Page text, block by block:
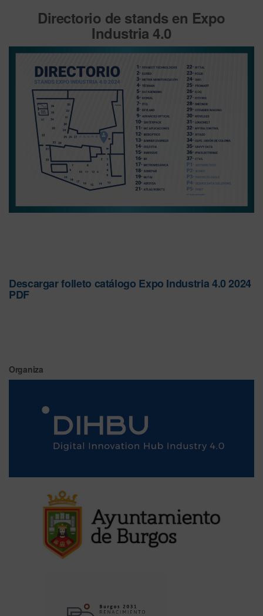
Directorio de stands en Expo
Industria 4.0
Descargar folleto catálogo Expo Industria 4.0 2024
PDF
Organiza